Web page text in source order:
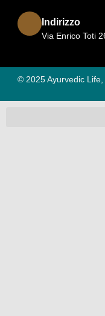
Indirizzo
Via Enrico Toti
© 2025 Ayurvedic